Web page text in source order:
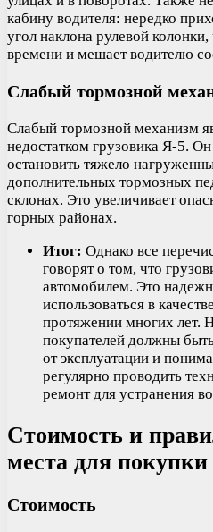
кабину водителя: нередко
угол наклона рулевой
времени и мешает водителю
Слабый тормозной
Слабый тормозной механизм
недостатком грузовика Я-5.
остановить тяжело
дополнительных тормозных
склонах. Это увеличивает
горных районах.
Итог: Однако все
говорят о том, что
автомобилем. Это
использоваться в
протяжении многих лет.
покупателей должны
от эксплуатации и
регулярно проводить
ремонт для устранения
Стоимость и
места для
Стоимость